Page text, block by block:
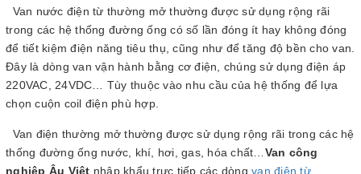
Van nước điện từ thường mở thường được sử dụng rộng rãi
trong các hệ thống đường ống có số lần đóng ít hay không đóng
để tiết kiệm điện năng tiêu thụ, cũng như để tăng độ bền cho van.
Đây là dòng van vận hành bằng cơ điện, chúng sử dụng điện áp
220VAC, 24VDC… Tùy thuộc vào nhu cầu của hệ thống để lựa
chọn cuộn coil điện phù hợp.
Van điện thường mở thường được sử dụng rộng rãi trong các hệ
thống đường ống nước, khí, hơi, gas, hóa chất… Van công
nghiệp Âu Việt nhập khẩu trực tiếp các dòng van điện từ